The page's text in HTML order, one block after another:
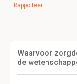
Rapporteer
Waarvoor
de